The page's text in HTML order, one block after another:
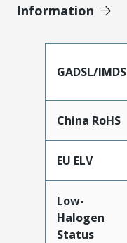
Information
GADSL/IMDS
China RoHS
EU ELV
Low-
Halogen
Status